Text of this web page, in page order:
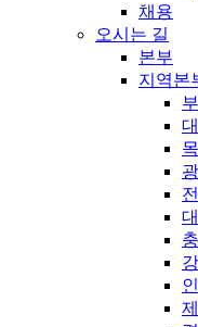
채용
오시는 길
본부
지역본